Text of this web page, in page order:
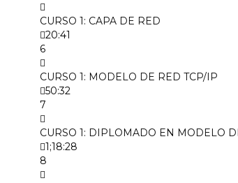
CURSO 1: CAPA DE RED
20:41
6
CURSO 1: MODELO DE RED TCP/IP
50:32
7
CURSO 1: DIPLOMADO EN MODELO
1;18:28
8